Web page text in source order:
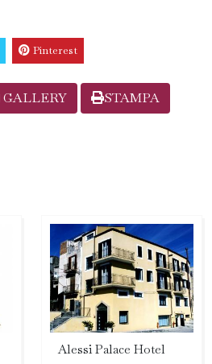
Pinterest
GALLERY STAMPA
Alessi Palace Hotel